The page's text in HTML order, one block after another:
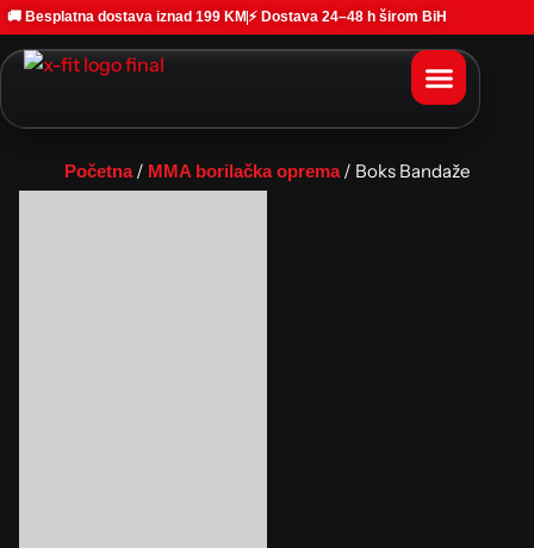
🚚 Besplatna dostava iznad 199 KM ⚡ Dostava 24–48 h širom BiH
Početna/ MMA borilačka oprema/ Boks Bandaže